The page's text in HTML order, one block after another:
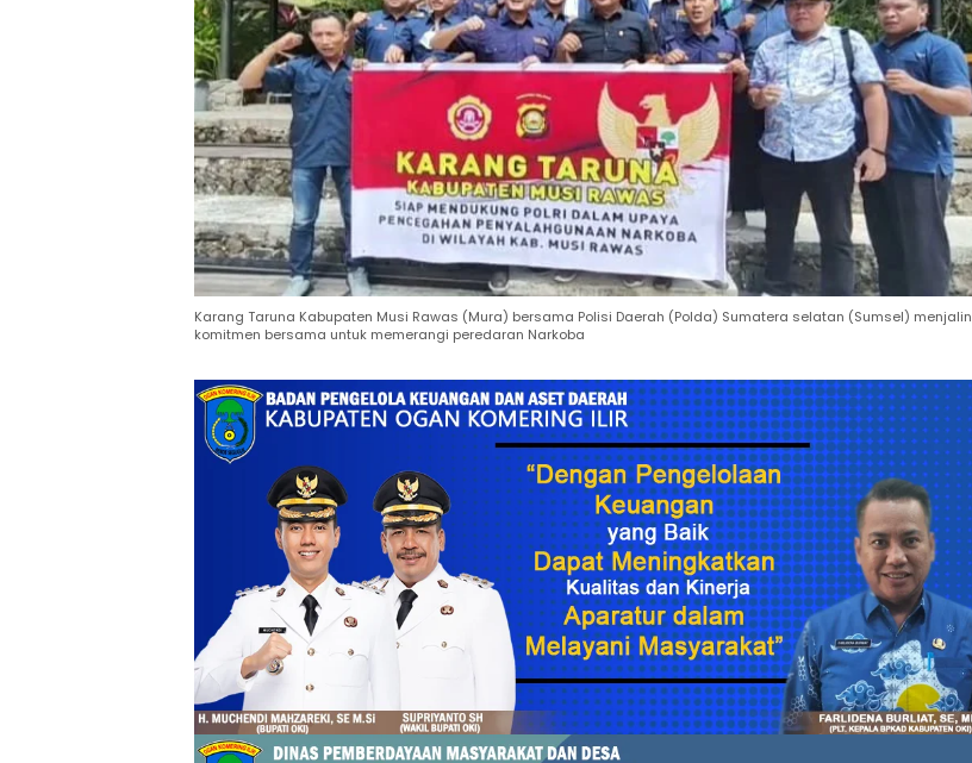
Karang Taruna Kabupaten Musi Rawas (Mura) bersama Polisi Daerah (Polda) Sumatera selatan (Sumsel) menjalin
komitmen bersama untuk memerangi peredaran Narkoba